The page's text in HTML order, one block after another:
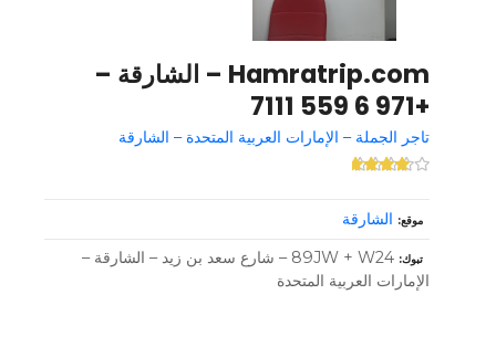
Hamratrip.com – الشارقة –
+971 6 559 7111
تاجر الجملة – الإمارات العربية المتحدة – الشارقة
موقع الشارقة
تبوك
89JW + W24 – شارع سعد بن زيد – الشارقة –
الإمارات العربية المتحدة